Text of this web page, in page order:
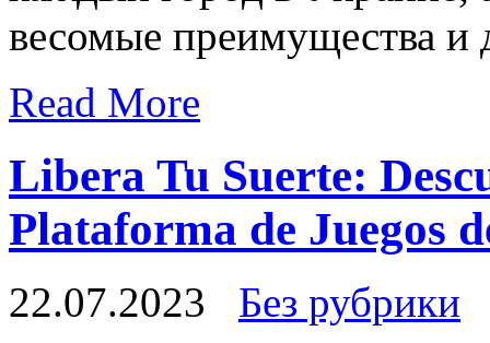
весомые преимущества и
Read More
Libera Tu Suerte:
Plataforma de Juegos
22.07.2023
Без рубрики